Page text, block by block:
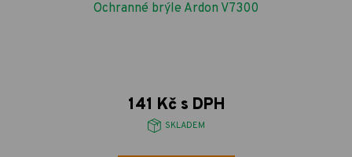
Ochranné brýle Ardon V7300
141 Kč s DPH
SKLADEM